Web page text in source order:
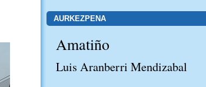
AURKEZPENA
Amatiño
Luis Aranberri Mendizabal